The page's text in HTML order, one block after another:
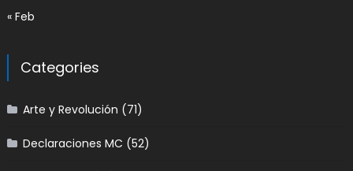
« Feb
Categories
Arte y Revolución (71)
Declaraciones MC (52)